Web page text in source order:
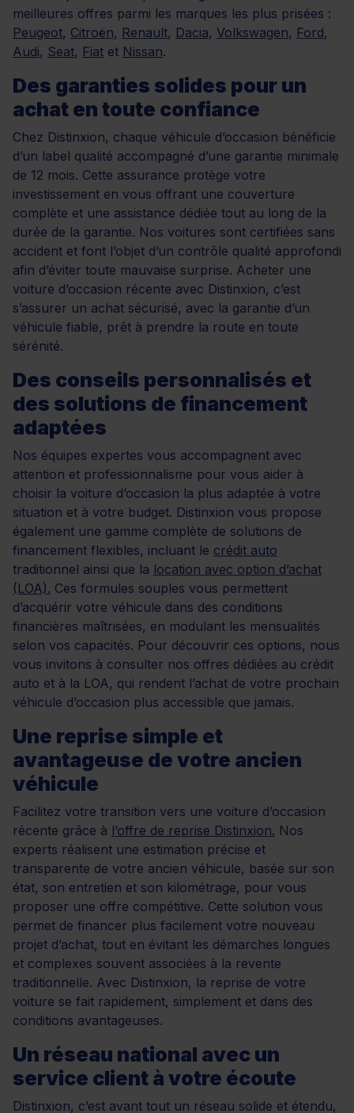
meilleures offres parmi les marques les plus prisées :
Peugeot, Citroën, Renault, Dacia, Volkswagen, Ford,
Audi, Seat, Fiat et Nissan.
Des garanties solides pour un
achat en toute confiance
Chez Distinxion, chaque véhicule d’occasion bénéficie
d’un label qualité accompagné d’une garantie minimale
de 12 mois. Cette assurance protège votre
investissement en vous offrant une couverture
complète et une assistance dédiée tout au long de la
durée de la garantie. Nos voitures sont certifiées sans
accident et font l’objet d’un contrôle qualité approfondi
afin d’éviter toute mauvaise surprise. Acheter une
voiture d’occasion récente avec Distinxion, c’est
s’assurer un achat sécurisé, avec la garantie d’un
véhicule fiable, prêt à prendre la route en toute
sérénité.
Des conseils personnalisés et
des solutions de financement
adaptées
Nos équipes expertes vous accompagnent avec
attention et professionnalisme pour vous aider à
choisir la voiture d’occasion la plus adaptée à votre
situation et à votre budget. Distinxion vous propose
également une gamme complète de solutions de
financement flexibles, incluant le crédit auto
traditionnel ainsi que la location avec option d’achat
(LOA). Ces formules souples vous permettent
d’acquérir votre véhicule dans des conditions
financières maîtrisées, en modulant les mensualités
selon vos capacités. Pour découvrir ces options, nous
vous invitons à consulter nos offres dédiées au crédit
auto et à la LOA, qui rendent l’achat de votre prochain
véhicule d’occasion plus accessible que jamais.
Une reprise simple et
avantageuse de votre ancien
véhicule
Facilitez votre transition vers une voiture d’occasion
récente grâce à l’offre de reprise Distinxion. Nos
experts réalisent une estimation précise et
transparente de votre ancien véhicule, basée sur son
état, son entretien et son kilométrage, pour vous
proposer une offre compétitive. Cette solution vous
permet de financer plus facilement votre nouveau
projet d’achat, tout en évitant les démarches longues
et complexes souvent associées à la revente
traditionnelle. Avec Distinxion, la reprise de votre
voiture se fait rapidement, simplement et dans des
conditions avantageuses.
Un réseau national avec un
service client à votre écoute
Distinxion, c’est avant tout un réseau solide et étendu,